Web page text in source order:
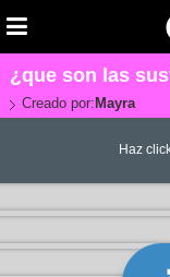
¿que son las
Creado por: Mayra
Haz